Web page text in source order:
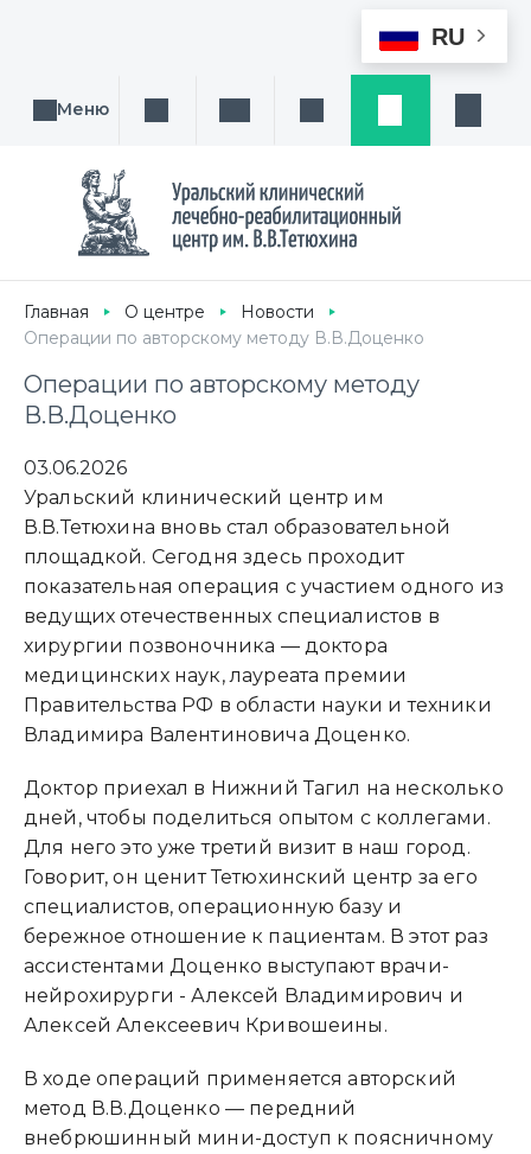
RU
Меню Поиск услуги, направления или врача
Написать намЗаказ звонка
Главная О центре
Новости
Операции по авторскому методу В.В.Доценко
Операции по авторскому методу
В.В.Доценко
03.06.2026
Уральский клинический центр им
В.В.Тетюхина вновь стал образовательной
площадкой. Сегодня здесь проходит
показательная операция с участием одного из
ведущих отечественных специалистов в
хирургии позвоночника — доктора
медицинских наук, лауреата премии
Правительства РФ в области науки и техники
Владимира Валентиновича Доценко.
Доктор приехал в Нижний Тагил на несколько
дней, чтобы поделиться опытом с коллегами.
Для него это уже третий визит в наш город.
Говорит, он ценит Тетюхинский центр за его
специалистов, операционную базу и
бережное отношение к пациентам. В этот раз
ассистентами Доценко выступают врачи-
нейрохирурги - Алексей Владимирович и
Алексей Алексеевич Кривошеины.
В ходе операций применяется авторский
метод В.В.Доценко — передний
внебрюшинный мини-доступ к поясничному